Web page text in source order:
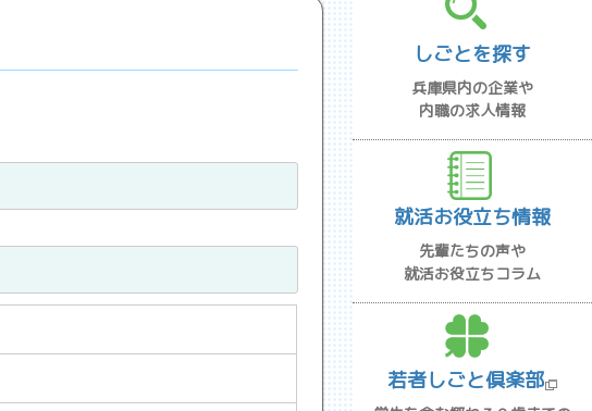
しごとを探す
兵庫県内の企業や
内職の求人情報
就活お役立ち情報
先輩たちの声や
就活お役立ちコラム
若者しごと倶楽部